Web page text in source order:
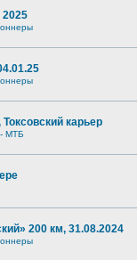
2025
карьер
МТБ
200 км, 31.08.2024